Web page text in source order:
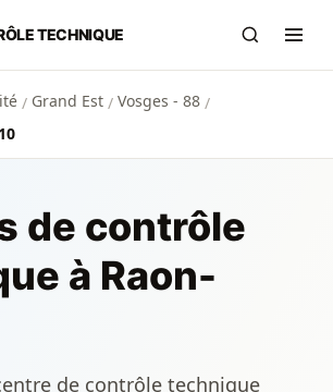
principal
TECHNIQUE
/ Grand Est / Vosges - 88 /
de contrôle
à Raon-
de contrôle technique